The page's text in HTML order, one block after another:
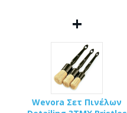
+
Wevora Σετ Πινέλων